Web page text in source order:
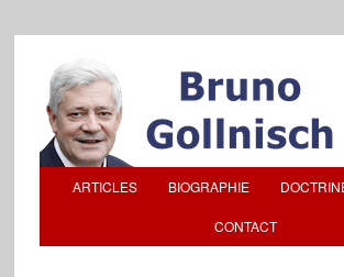
ARTICLES BIOGRAPHIE
CONTACT